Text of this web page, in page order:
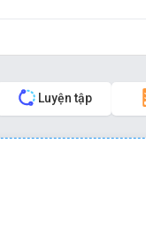
Luyện tập